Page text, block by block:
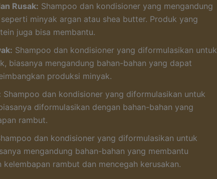
Rusak: Shampoo dan kondisioner yang mengandung
minyak argan atau shea butter. Produk yang
juga bisa membantu.
Shampoo dan kondisioner yang diformulasikan untuk
biasanya mengandung bahan-bahan yang dapat
produksi minyak.
Shampoo dan kondisioner yang diformulasikan untuk
diformulasikan dengan bahan-bahan yang
rambut.
dan kondisioner yang diformulasikan untuk
mengandung bahan-bahan yang membantu
kelembapan rambut dan mencegah kerusakan.